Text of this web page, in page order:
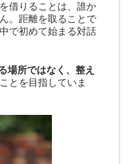
借りることは、誰か
。距離を取ることで
で初めて始まる対話
場所ではなく、整え
とを目指していま